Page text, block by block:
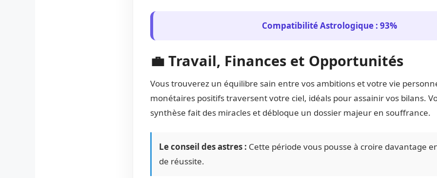
Compatibilité Astrologique : 93%
💼 Travail, Finances et Opportunités
Vous trouverez un équilibre sain entre vos ambitions et votre vie
monétaires positifs traversent votre ciel, idéals pour assainir vos bilans.
synthèse fait des miracles et débloque un dossier majeur en souffrance.
Le conseil des astres : Cette période vous pousse à croire davantage
de réussite.